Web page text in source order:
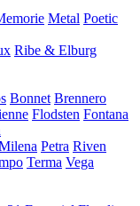
Metal Poetic
Ribe & Elburg
Bonnet Brennero
Flodsten Fontana
Petra Riven
Terma Vega